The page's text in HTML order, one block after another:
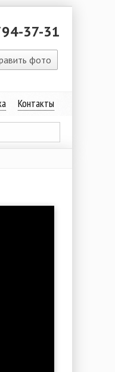
37-31
фото
Контакты